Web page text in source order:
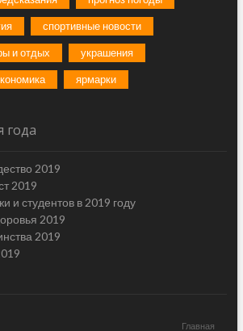
спортивные новости
и отдых украшения
ярмарки
года
2019
2019
и студентов в 2019 году
2019
2019
Главная